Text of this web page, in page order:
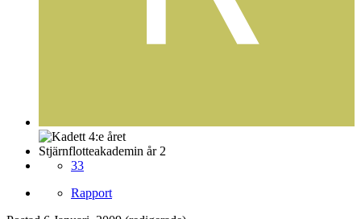
Stjärnflotteakademin år 2
33
Rapport